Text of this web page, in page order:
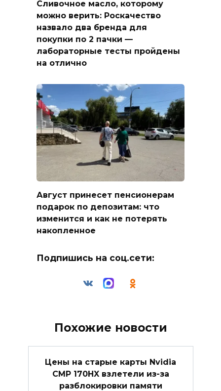
Сливочное масло, которому
можно верить: Роскачество
назвало два бренда для
покупки по 2 пачки —
лабораторные тесты пройдены
на отлично
Август принесет пенсионерам
подарок по депозитам: что
изменится и как не потерять
накопленное
Подпишись на соц.сети:
Похожие новости
Цены на старые карты Nvidia
CMP 170HX взлетели из-за
разблокировки памяти